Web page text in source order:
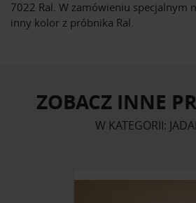
7022 Ral. W zamówieniu specjalnym
inny kolor z próbnika Ral.
ZOBACZ INNE
W KATEGORII: